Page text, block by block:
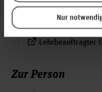
Nur
Weiteres
Dozent HsH-
Lehrbeauftragter
Zur Person